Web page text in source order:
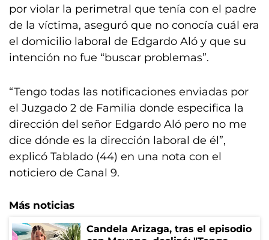
por violar la perimetral que tenía con el padre
de la víctima, aseguró que no conocía cuál era
el domicilio laboral de Edgardo Aló y que su
intención no fue “buscar problemas”.
“Tengo todas las notificaciones enviadas por
el Juzgado 2 de Familia donde especifica la
dirección del señor Edgardo Aló pero no me
dice dónde es la dirección laboral de él”,
explicó Tablado (44) en una nota con el
noticiero de Canal 9.
Más noticias
Candela Arizaga, tras el episodio